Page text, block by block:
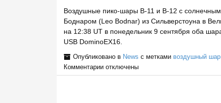
Воздушные пико-шары B-11 и B-12 с
Боднаром (Leo Bodnar) из Сильверстоуна в
на 12:38 UT в понедельник 9 сентября оба
USB DominoEX16.
Опубликовано в News с метками воздушный шар
Комментарииотключены